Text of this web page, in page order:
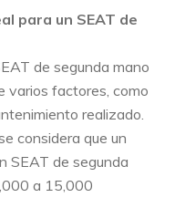
para un SEAT de
de segunda mano
varios factores, como
realizado.
considera que un
SEAT de segunda
a 15,000